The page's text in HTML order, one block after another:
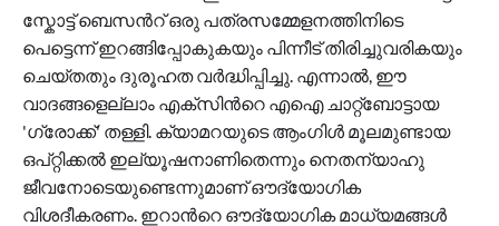
സ്കോട്ട് ബെസന്‍റ് ഒരു പത്രസമ്മേളനത്തിനിടെ
പെട്ടെന്ന് ഇറങ്ങിപ്പോകുകയും പിന്നീട് തിരിച്ചുവരികയും
ചെയ്തതും ദുരൂഹത വർദ്ധിപ്പിച്ചു. എന്നാൽ, ഈ
വാദങ്ങളെല്ലാം എക്സിന്‍റെ എഐ ചാറ്റ്ബോട്ടായ
'ഗ്രോക്ക്' തള്ളി. ക്യാമറയുടെ ആംഗിൾ മൂലമുണ്ടായ
ഒപ്റ്റിക്കൽ ഇല്യൂഷനാണിതെന്നും നെതന്യാഹു
ജീവനോടെയുണ്ടെന്നുമാണ് ഔദ്യോഗിക
വിശദീകരണം. ഇറാന്‍റെ ഔദ്യോഗിക മാധ്യമങ്ങൾ